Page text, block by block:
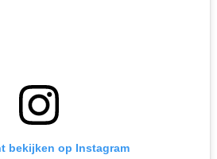
bekijken op Instagram